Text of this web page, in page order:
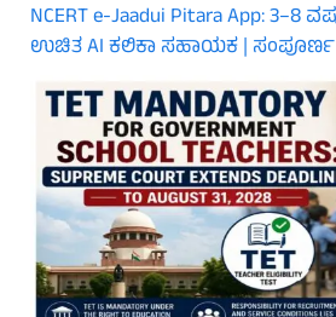
NCERT e-Jaadui Pitara App: 3–8
ಉಚಿತ AI ಕಲಿಕಾ ಸಹಾಯಕ |